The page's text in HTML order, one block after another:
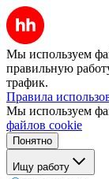
Мы используем
правильную
трафик.
Правила
Мы используем
файлов cookie
Понятно
Ищу работу